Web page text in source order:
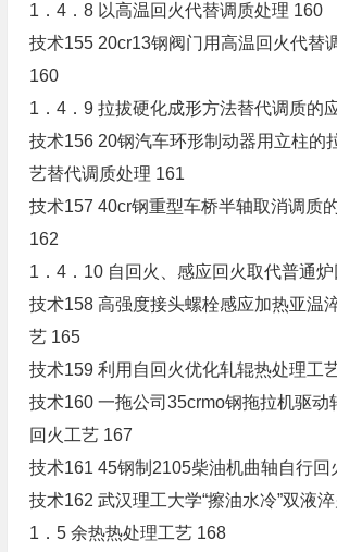
1．4．8 以高温回火代替调质处理 160
技术155 20cr13钢阀门用高温回火代替
160
1．4．9 拉拔硬化成形方法替代调质的
技术156 20钢汽车环形制动器用立柱的
艺替代调质处理 161
技术157 40cr钢重型车桥半轴取消调质
162
1．4．10 自回火、感应回火取代普通
技术158 高强度接头螺栓感应加热亚温
艺 165
技术159 利用自回火优化轧辊热处理工
技术160 一拖公司35crmo钢拖拉机驱动
回火工艺 167
技术161 45钢制2105柴油机曲轴自行回
技术162 武汉理工大学“擦油水冷”双液
1．5 余热热处理工艺 168